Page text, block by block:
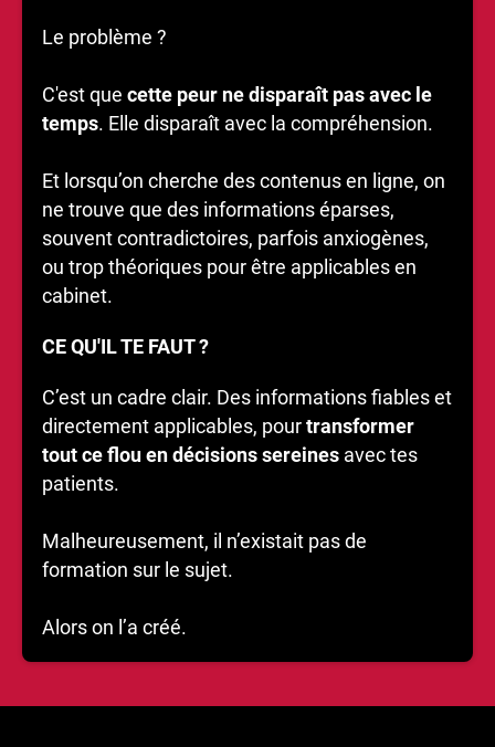
Le problème ?
C'est que cette peur ne disparaît pas avec le
temps. Elle disparaît avec la compréhension.
Et lorsqu’on cherche des contenus en ligne, on
ne trouve que des informations éparses,
souvent contradictoires, parfois anxiogènes,
ou trop théoriques pour être applicables en
cabinet.
CE QU'IL TE FAUT ?
C’est un cadre clair. Des informations fiables et
directement applicables, pourtransformer
tout ce flou en décisions sereines avec tes
patients.
Malheureusement, il n’existait pas de
formation sur le sujet.
Alors on l’a créé.